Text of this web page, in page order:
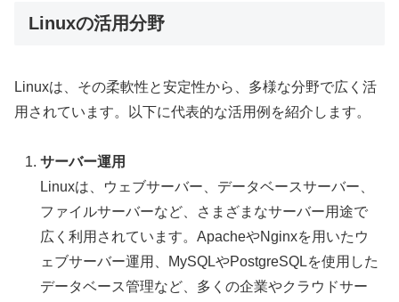
Linuxの活用分野
Linuxは、その柔軟性と安定性から、多様な分野で広く活
用されています。以下に代表的な活用例を紹介します。
サーバー運用
Linuxは、ウェブサーバー、データベースサーバー、
ファイルサーバーなど、さまざまなサーバー用途で
広く利用されています。ApacheやNginxを用いたウ
ェブサーバー運用、MySQLやPostgreSQLを使用した
データベース管理など、多くの企業やクラウドサー